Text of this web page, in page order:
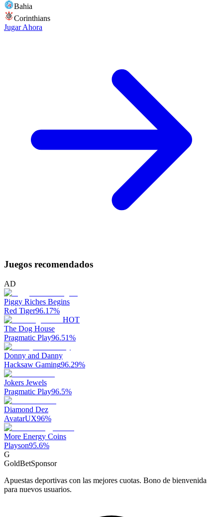
Bahia
Corinthians
Jugar Ahora
Juegos recomendados
AD
Piggy Riches Begins
Red Tiger96.17%
HOT
The Dog House
Pragmatic Play96.51%
Donny and Danny
Hacksaw Gaming96.29%
Jokers Jewels
Pragmatic Play96.5%
Diamond Dez
AvatarUX96%
More Energy Coins
Playson95.6%
G
GoldBetSponsor
Apuestas deportivas con las mejores cuotas. Bono de bienvenida
para nuevos usuarios.